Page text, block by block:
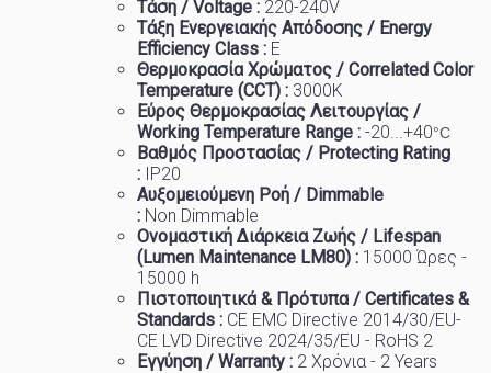
Τάση / Voltage : 220-240V
Τάξη Ενεργειακής Απόδοσης / Energy
Efficiency Class : E
Θερμοκρασία Χρώματος / Correlated Color
Temperature (CCT) : 3000K
Εύρος Θερμοκρασίας Λειτουργίας /
Working Temperature Range : -20...+40°C
Βαθμός Προστασίας / Protecting Rating
: IP20
Αυξομειούμενη Ροή / Dimmable
: Non Dimmable
Ονομαστική Διάρκεια Ζωής / Lifespan
(Lumen Maintenance LM80) : 1 5000 Ώρες -
15000 h
Πιστοποιητικά & Πρότυπα / Certificates &
Standards : CE EMC Directive 2014/30/EU-
CE LVD Directive 2024/35/EU - RoHS 2
Εγγύηση / Warranty : 2 Χρόνια - 2 Years